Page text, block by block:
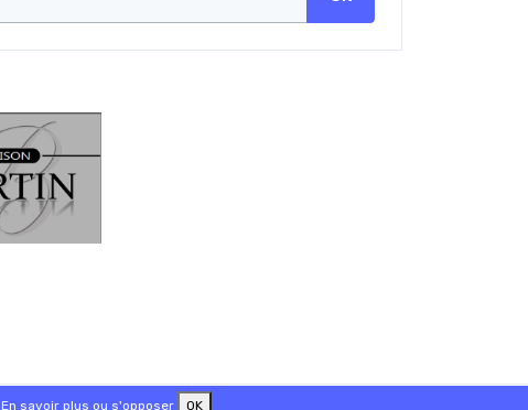
En savoir plus ou s'opposer OK